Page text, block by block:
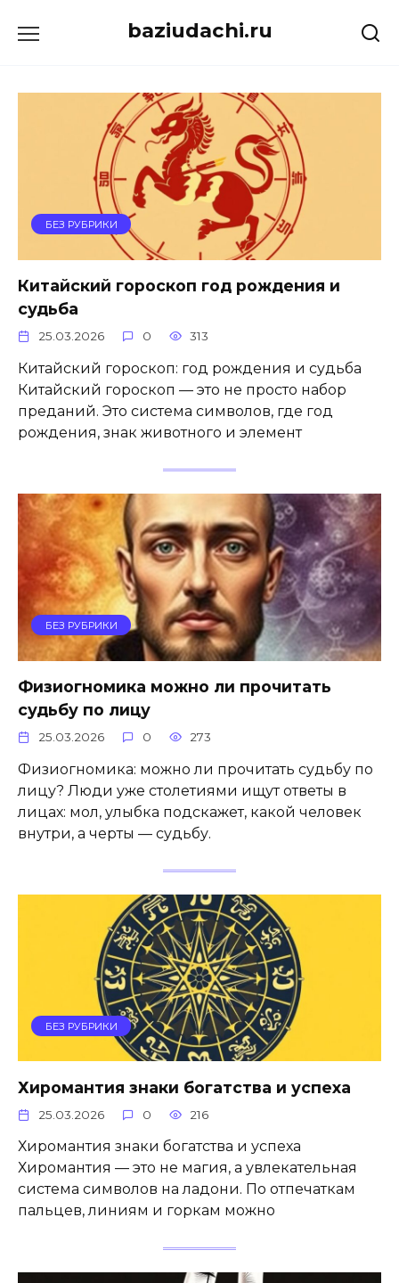
baziudachi.ru
БЕЗ РУБРИКИ
Китайский гороскоп год рождения и
судьба
25.03.2026 0 313
Китайский гороскоп: год рождения и судьба
Китайский гороскоп — это не просто набор
преданий. Это система символов, где год
рождения, знак животного и элемент
БЕЗ РУБРИКИ
Физиогномика можно ли прочитать
судьбу по лицу
25.03.2026 0 273
Физиогномика: можно ли прочитать судьбу по
лицу? Люди уже столетиями ищут ответы в
лицах: мол, улыбка подскажет, какой человек
внутри, а черты — судьбу.
БЕЗ РУБРИКИ
Хиромантия знаки богатства и успеха
25.03.2026 0 216
Хиромантия знаки богатства и успеха
Хиромантия — это не магия, а увлекательная
система символов на ладони. По отпечаткам
пальцев, линиям и горкам можно